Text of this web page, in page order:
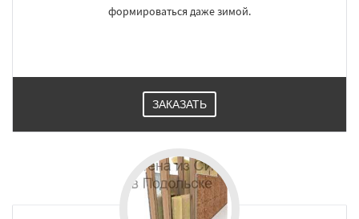
формироваться даже зимой.
ЗАКАЗАТЬ